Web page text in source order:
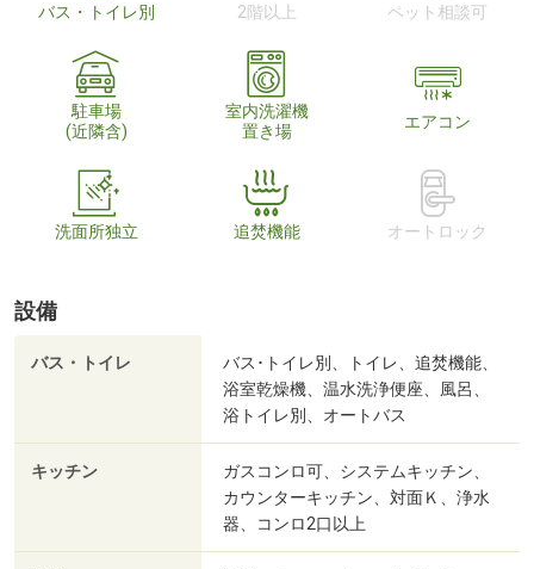
バス・トイレ別 2階以上 ペット相談可
駐車場
(近隣含)
室内洗濯機
置き場
エアコン
洗面所独立 追焚機能 オートロック
設備
バス・トイレ
バス･トイレ別、トイレ、追焚機能、
浴室乾燥機、温水洗浄便座、風呂、
浴トイレ別、オートバス
キッチン
ガスコンロ可、システムキッチン、
カウンターキッチン、対面Ｋ、浄水
器、コンロ2口以上